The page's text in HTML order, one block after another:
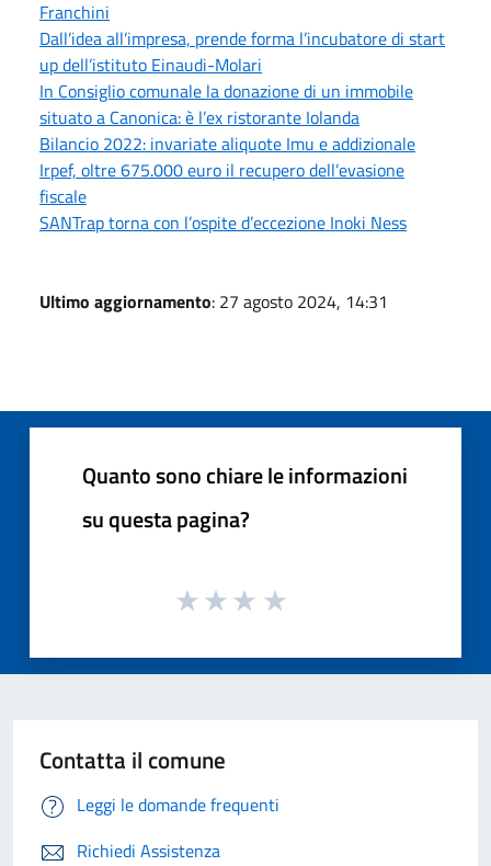
Franchini
Dall’idea all’impresa, prende forma l’incubatore di start
up dell’istituto Einaudi-Molari
In Consiglio comunale la donazione di un immobile
situato a Canonica: è l’ex ristorante Iolanda
Bilancio 2022: invariate aliquote Imu e addizionale
Irpef, oltre 675.000 euro il recupero dell’evasione
fiscale
SANTrap torna con l’ospite d’eccezione Inoki Ness
Ultimo aggiornamento: 27 agosto 2024, 14:31
Quanto sono chiare le informazioni
su questa pagina?
Contatta il comune
Leggi le domande frequenti
Richiedi Assistenza